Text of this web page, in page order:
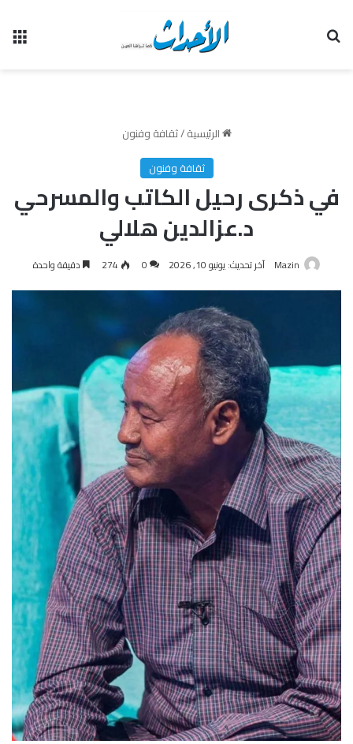
الرئيسية/ثقافة وفنون
ثقافة وفنون
في ذكرى رحيل الكاتب والمسرحي
د.عزالدين هلالي
Mazin آخر تحديث: يونيو 10, 2026 0
274 دقيقة واحدة